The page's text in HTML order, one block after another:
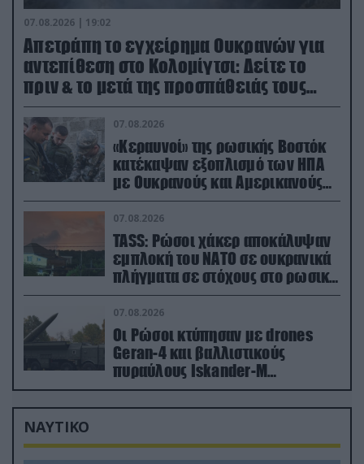
07.08.2026 | 19:02
Απετράπη το εγχείρημα Ουκρανών για
αντεπίθεση στο Κολομίγτσι: Δείτε το
πριν & το μετά της προσπάθειάς τους
(βίντεο)
07.08.2026
«Κεραυνοί» της ρωσικής Βοστόκ
κατέκαψαν εξοπλισμό των ΗΠΑ
με Ουκρανούς και Αμερικανούς
μισθοφόρους – Δείτε βίντεο
07.08.2026
TASS: Ρώσοι χάκερ αποκάλυψαν
εμπλοκή του ΝΑΤΟ σε ουκρανικά
πλήγματα σε στόχους στο ρωσικό
έδαφος!
07.08.2026
Οι Ρώσοι κτύπησαν με drones
Geran-4 και βαλλιστικούς
πυραύλους Iskander-M
ουκρανικό τρένο με στρατιωτικό
εξοπλισμό
ΝΑΥΤΙΚΟ